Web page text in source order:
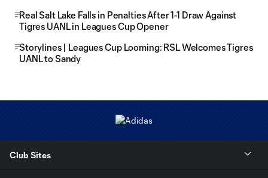
Real Salt Lake Falls in Penalties After 1-1 Draw Against
Tigres UANL in Leagues Cup Opener
Storylines | Leagues Cup Looming: RSL Welcomes Tigres
UANL to Sandy
Club Sites